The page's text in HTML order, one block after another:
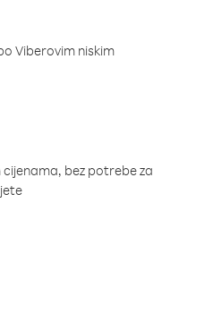
Viberovim niskim
bez potrebe za